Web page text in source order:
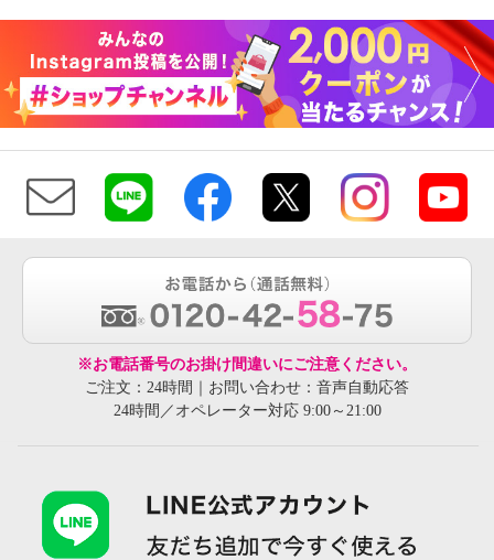
※お電話番号のお掛け間違いにご注意ください。
ご注文：24時間｜お問い合わせ：音声自動応答
24時間／オペレーター対応 9:00～21:00